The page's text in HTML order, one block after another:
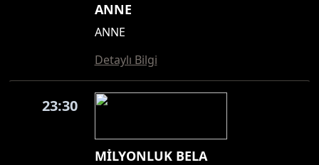
ANNE
ANNE
Detaylı Bilgi
23:30
MİLYONLUK BELA